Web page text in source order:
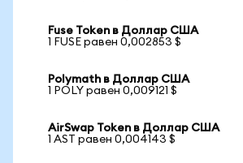
Fuse Token в Доллар США
1 FUSE равен 0,002853 $
Polymath в Доллар США
1 POLY равен 0,009121 $
AirSwap Token в Доллар США
1 AST равен 0,004143 $